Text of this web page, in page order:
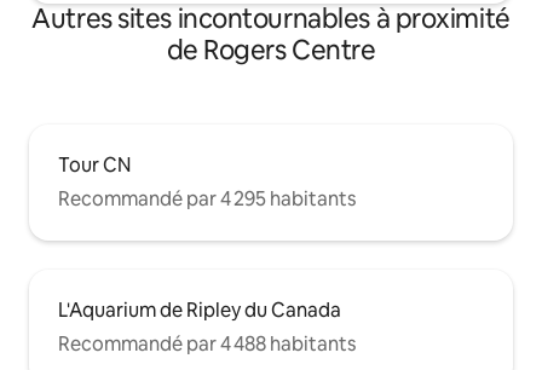
Autres sites incontournables à proximité
de Rogers Centre
Tour CN
Recommandé par 4 295 habitants
L'Aquarium de Ripley du Canada
Recommandé par 4 488 habitants